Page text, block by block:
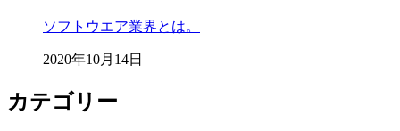
ソフトウエア業界とは。
2020年10月14日
カテゴリー